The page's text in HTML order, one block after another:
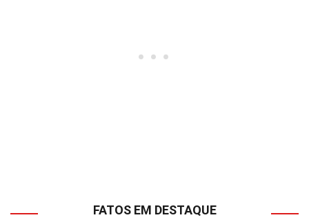
FATOS EM DESTAQUE